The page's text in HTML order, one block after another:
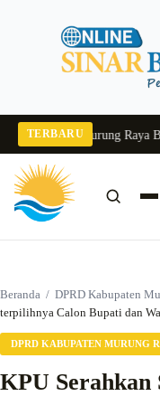
TERBARU
Pj Sekda Murung Raya Buka
Beranda / DPRD Kabupaten
terpilihnya Calon Bupati dan
DPRD KABUPATEN MURUNG
KPU Serahkan